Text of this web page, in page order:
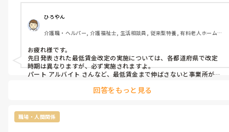
時給は今の金額でも最低賃金を上回っています。
私を雇っていることについて、何か問題が出たのかと(時短パー
ひろやん
介護職・ヘルパー, 介護福祉士, 生活相談員, 従来型特養, 有料老人ホーム,
お疲れ様です。
先日発表された最低賃金改定の実施については、各都道府県で改定
時期は異なりますが、必ず実施されますよ。
パート アルバイト さんなど、最低賃金まで伸ばさないと事業所が罰
フルタイムパートさん、5時間労働パートさん共に改定時期が違うこ
れば、10月分の給与が振り込まれる11月給与に反映されるはずで
す。
回答をもっと見る
職場・人間関係